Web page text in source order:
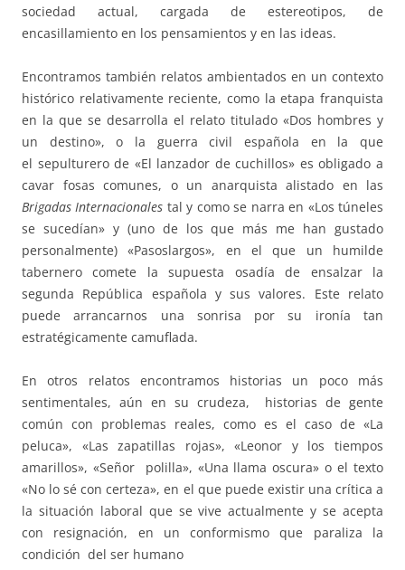
sociedad actual, cargada de estereotipos, de
encasillamiento en los pensamientos y en las ideas.
Encontramos también relatos ambientados en un contexto
histórico relativamente reciente, como la etapa franquista
en la que se desarrolla el relato titulado «Dos hombres y
un destino», o la guerra civil española en la que
el sepulturero de «El lanzador de cuchillos» es obligado a
cavar fosas comunes, o un anarquista alistado en las
Brigadas Internacionales tal y como se narra en «Los túneles
se sucedían» y (uno de los que más me han gustado
personalmente) «Pasoslargos», en el que un humilde
tabernero comete la supuesta osadía de ensalzar la
segunda República española y sus valores. Este relato
puede arrancarnos una sonrisa por su ironía tan
estratégicamente camuflada.
En otros relatos encontramos historias un poco más
sentimentales, aún en su crudeza, historias de gente
común con problemas reales, como es el caso de «La
peluca», «Las zapatillas rojas», «Leonor y los tiempos
amarillos», «Señor polilla», «Una llama oscura» o el texto
«No lo sé con certeza», en el que puede existir una crítica a
la situación laboral que se vive actualmente y se acepta
con resignación, en un conformismo que paraliza la
condición del ser humano